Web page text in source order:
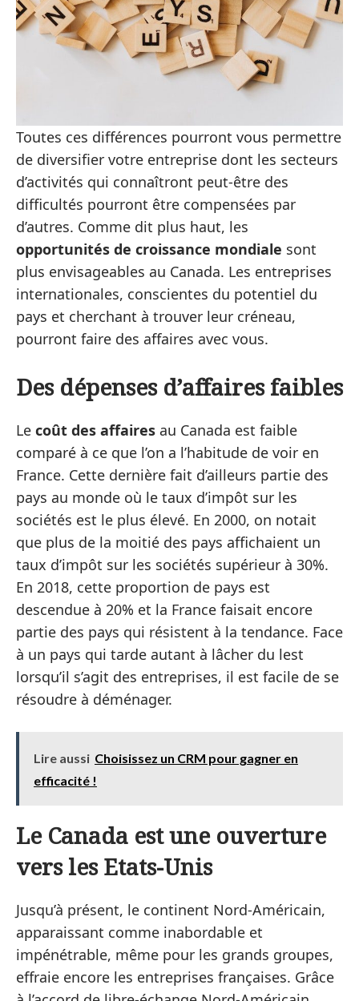
Toutes ces différences pourront vous permettre
de diversifier votre entreprise dont les secteurs
d’activités qui connaîtront peut-être des
difficultés pourront être compensées par
d’autres. Comme dit plus haut, les
opportunités de croissance mondiale sont
plus envisageables au Canada. Les entreprises
internationales, conscientes du potentiel du
pays et cherchant à trouver leur créneau,
pourront faire des affaires avec vous.
Des dépenses d’affaires faibles
Le coût des affaires au Canada est faible
comparé à ce que l’on a l’habitude de voir en
France. Cette dernière fait d’ailleurs partie des
pays au monde où le taux d’impôt sur les
sociétés est le plus élevé. En 2000, on notait
que plus de la moitié des pays affichaient un
taux d’impôt sur les sociétés supérieur à 30%.
En 2018, cette proportion de pays est
descendue à 20% et la France faisait encore
partie des pays qui résistent à la tendance. Face
à un pays qui tarde autant à lâcher du lest
lorsqu’il s’agit des entreprises, il est facile de se
résoudre à déménager.
Lire aussi Choisissez un CRM pour gagner en
efficacité !
Le Canada est une ouverture
vers les Etats-Unis
Jusqu’à présent, le continent Nord-Américain,
apparaissant comme inabordable et
impénétrable, même pour les grands groupes,
effraie encore les entreprises françaises. Grâce